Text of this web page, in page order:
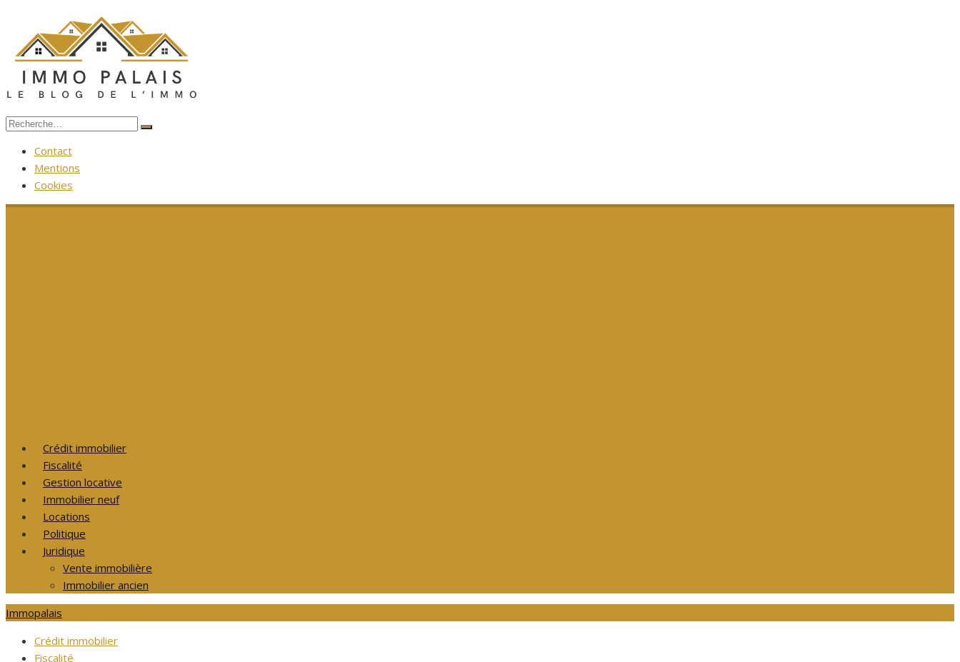
contenu
Recherche
Rechercher
Contact
Mentions
Cookies
Crédit immobilier
Fiscalité
Gestion locative
Immobilier neuf
Locations
Politique
Juridique
Vente immobilière
Immobilier ancien
Immopalais
Crédit immobilier
Fiscalité